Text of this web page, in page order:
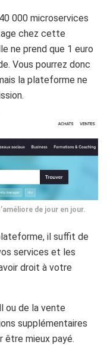
000 microservices
chez cette
ne prend que 1 euro
Vous pourrez donc
la plateforme ne
de jour en jour.
il suffit de
services et les
droit à votre
ou de la vente
supplémentaires
être mieux payé.